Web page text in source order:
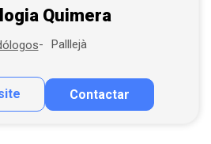
Quimera
Palllejà
Contactar
Contactar por correo